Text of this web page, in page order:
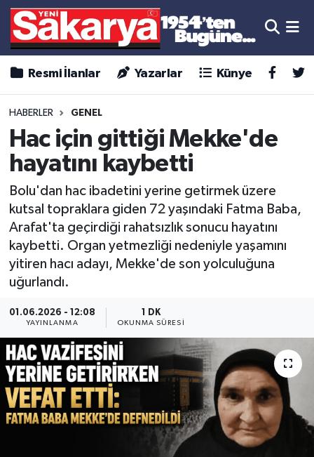
Resmi İlanlar Yazarlar Künye
HABERLER GENEL
Hac için gittiği Mekke'de
hayatını kaybetti
Bolu'dan hac ibadetini yerine getirmek üzere
kutsal topraklara giden 72 yaşındaki Fatma Baba,
Arafat'ta geçirdiği rahatsızlık sonucu hayatını
kaybetti. Organ yetmezliği nedeniyle yaşamını
yitiren hacı adayı, Mekke'de son yolculuğuna
uğurlandı.
01.06.2026 - 12:08
YAYINLANMA
1 DK
OKUNMA SÜRESI